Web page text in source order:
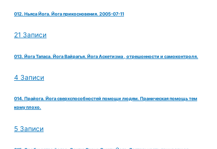
012. Ньяса Йога. Йога прикосновения. 2005-07-11
21 Записи
013. Йога Тапаса. Йога Вайрагья. Йога Аскетизма , отрешонности и самоконтроля.
4 Записи
014. Прайога. Йога сверхспособностей помощи людям. Праническая помощь тем
кому плохо.
5 Записи